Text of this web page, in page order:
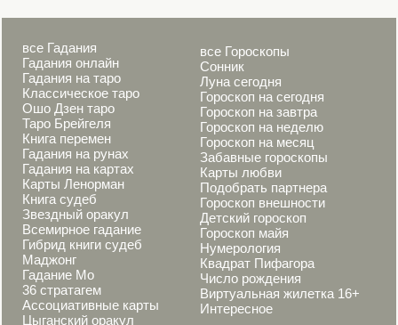
все Гадания
Гадания онлайн
Гадания на таро
Классическое таро
Ошо Дзен таро
Таро Брейгеля
Книга перемен
Гадания на рунах
Гадания на картах
Карты Ленорман
Книга судеб
Звездный оракул
Всемирное гадание
Гибрид книги судеб
Маджонг
Гадание Мо
36 стратагем
Ассоциативные карты
Цыганский оракул
все Гороскопы
Сонник
Луна сегодня
Гороскоп на сегодня
Гороскоп на завтра
Гороскоп на неделю
Гороскоп на месяц
Забавные гороскопы
Карты любви
Подобрать партнера
Гороскоп внешности
Детский гороскоп
Гороскоп майя
Нумерология
Квадрат Пифагора
Число рождения
Виртуальная жилетка 16+
Интересное